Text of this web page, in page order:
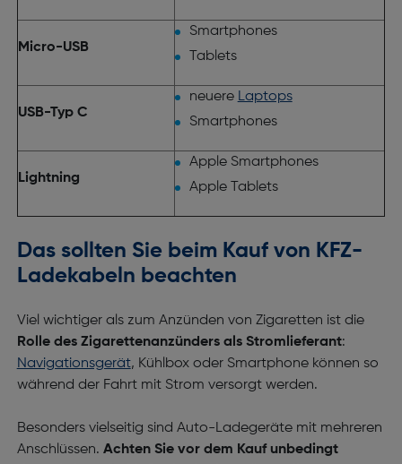
Micro-USB
Smartphones
Tablets
USB-Typ C
neuere Laptops
Smartphones
Lightning
Apple Smartphones
Apple Tablets
Das sollten Sie beim Kauf von KFZ-
Ladekabeln beachten
Viel wichtiger als zum Anzünden von Zigaretten ist die
Rolle des Zigarettenanzünders als Stromlieferant:
Navigationsgerät, Kühlbox oder Smartphone können so
während der Fahrt mit Strom versorgt werden.
Besonders vielseitig sind Auto-Ladegeräte mit mehreren
Anschlüssen. Achten Sie vor dem Kauf unbedingt